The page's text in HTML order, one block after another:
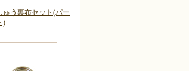
ゅう裏布セット(パー
)